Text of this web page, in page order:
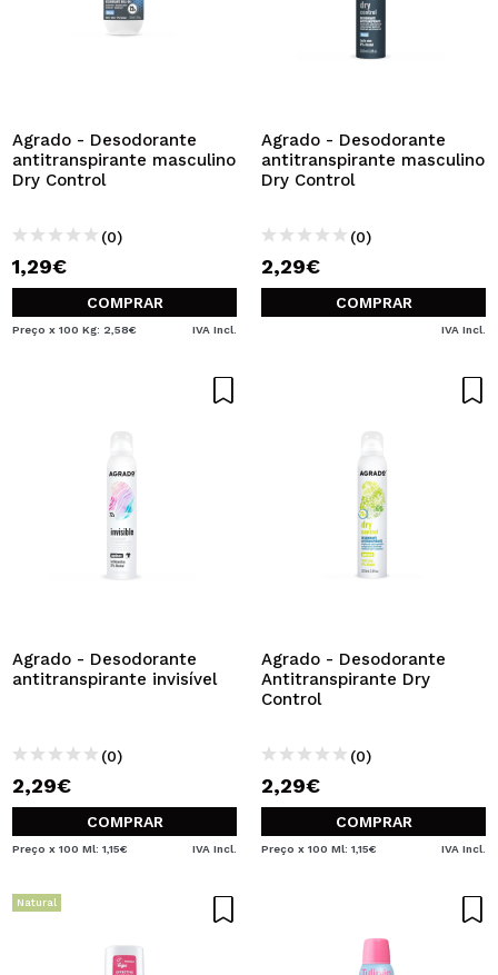
Agrado - Desodorante
antitranspirante masculino
Dry Control
(0)
1,29€
COMPRAR
Preço x 100 Kg: 2,58€ IVA Incl.
Agrado - Desodorante
antitranspirante masculino
Dry Control
(0)
2,29€
COMPRAR
IVA Incl.
Agrado - Desodorante
antitranspirante invisível
(0)
2,29€
COMPRAR
Preço x 100 Ml: 1,15€ IVA Incl.
Agrado - Desodorante
Antitranspirante Dry
Control
(0)
2,29€
COMPRAR
Preço x 100 Ml: 1,15€ IVA Incl.
Natural